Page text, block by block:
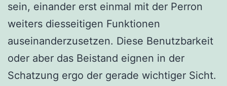
sein, einander erst einmal mit der Perron
weiters diesseitigen Funktionen
auseinanderzusetzen. Diese Benutzbarkeit
oder aber das Beistand eignen in der
Schatzung ergo der gerade wichtiger Sicht.